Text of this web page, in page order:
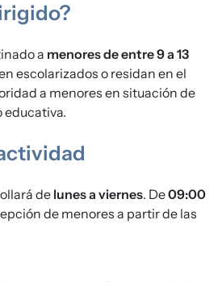
a menores de entre 9 a 13
escolarizados o residan en el
a menores en situación de
educativa.
de lunes a viernes. De09:00
de menores a partir de las